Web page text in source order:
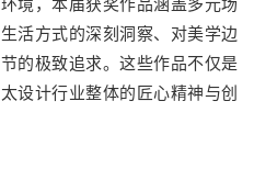
境，本届获奖作品涵盖多元场
活方式的深刻洞察、对美学边
的极致追求。这些作品不仅是
设计行业整体的匠心精神与创